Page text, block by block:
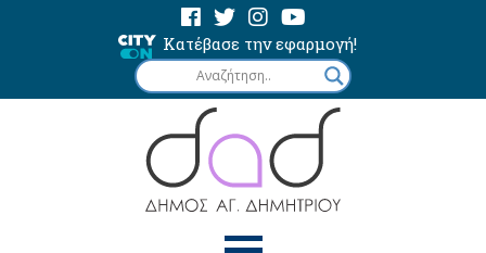
Κατέβασε την εφαρμογή!